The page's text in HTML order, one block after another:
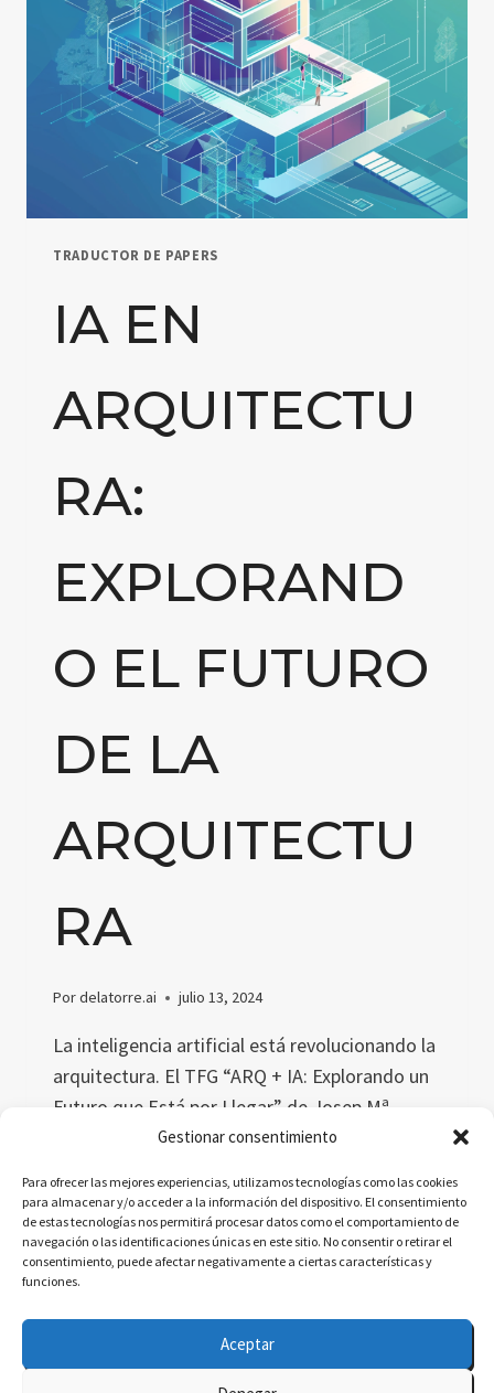
Gestionar consentimiento
Para ofrecer las mejores experiencias, utilizamos tecnologías como las cookies
para almacenar y/o acceder a la información del dispositivo. El consentimiento
de estas tecnologías nos permitirá procesar datos como el comportamiento de
navegación o las identificaciones únicas en este sitio. No consentir o retirar el
consentimiento, puede afectar negativamente a ciertas características y
funciones.
Aceptar
PLANIFICACIÓ
I
PRESSUPOSTOS
EN
PROJECTES
TÈCNICS
TRADUCTOR DE PAPERS
IA EN
ARQUITECTU
RA:
EXPLORAND
O EL FUTURO
DE LA
ARQUITECTU
RA
Pordelatorre.ai julio 13, 2024
La inteligencia artificial está revolucionando la
arquitectura. El TFG “ARQ + IA: Explorando un
Futuro que Está por Llegar” de Josep Mª
Carulla Guia analiza cómo la IA optimiza el
la experiencia arquitectónica, transformando
la práctica y la educación en arquitectura.
LEER MÁS
EXPLORANDO